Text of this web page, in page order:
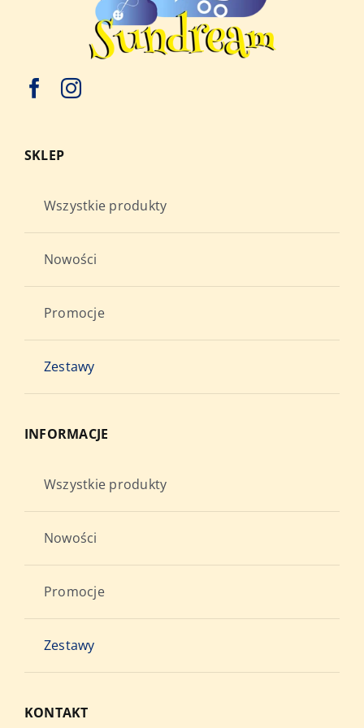
SKLEP
Wszystkie produkty
Nowości
Promocje
Zestawy
INFORMACJE
Wszystkie produkty
Nowości
Promocje
Zestawy
KONTAKT